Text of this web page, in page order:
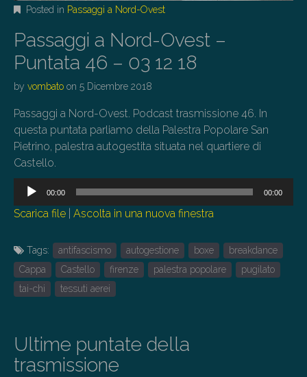
Posted in Passaggi a Nord-Ovest
Passaggi a Nord-Ovest –
Puntata 46 – 03 12 18
by vombato on 5 Dicembre 2018
Passaggi a Nord-Ovest. Podcast trasmissione 46. In
questa puntata parliamo della Palestra Popolare San
Pietrino, palestra autogestita situata nel quartiere di
Castello.
Audio
00:00 00:00
Scarica file Ascolta in una nuova finestra
Tags: antifascismo autogestione boxe
breakdance
Cappa
Castello firenze palestra popolare
pugilato
tai-chi
tessuti aerei
Ultime puntate della
trasmissione